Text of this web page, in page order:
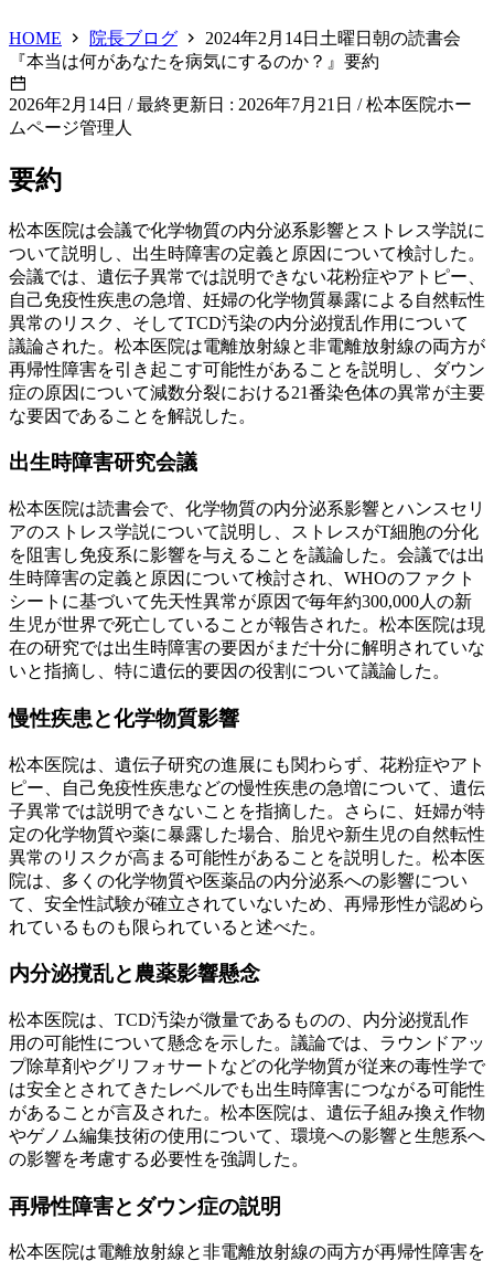
HOME 院長ブログ
2024年2月14日土曜日朝の読書会
『本当は何があなたを病気にするのか？』要約
2026年2月14日 / 最終更新日 : 2026年7月21日 / 松本医院ホー
ムページ管理人
要約
松本医院は会議で化学物質の内分泌系影響とストレス学説に
ついて説明し、出生時障害の定義と原因について検討した。
会議では、遺伝子異常では説明できない花粉症やアトピー、
自己免疫性疾患の急増、妊婦の化学物質暴露による自然転性
異常のリスク、そしてTCD汚染の内分泌撹乱作用について
議論された。松本医院は電離放射線と非電離放射線の両方が
再帰性障害を引き起こす可能性があることを説明し、ダウン
症の原因について減数分裂における21番染色体の異常が主要
な要因であることを解説した。
出生時障害研究会議
松本医院は読書会で、化学物質の内分泌系影響とハンスセリ
アのストレス学説について説明し、ストレスがT細胞の分化
を阻害し免疫系に影響を与えることを議論した。会議では出
生時障害の定義と原因について検討され、WHOのファクト
シートに基づいて先天性異常が原因で毎年約300,000人の新
生児が世界で死亡していることが報告された。松本医院は現
在の研究では出生時障害の要因がまだ十分に解明されていな
いと指摘し、特に遺伝的要因の役割について議論した。
慢性疾患と化学物質影響
松本医院は、遺伝子研究の進展にも関わらず、花粉症やアト
ピー、自己免疫性疾患などの慢性疾患の急増について、遺伝
子異常では説明できないことを指摘した。さらに、妊婦が特
定の化学物質や薬に暴露した場合、胎児や新生児の自然転性
異常のリスクが高まる可能性があることを説明した。松本医
院は、多くの化学物質や医薬品の内分泌系への影響につい
て、安全性試験が確立されていないため、再帰形性が認めら
れているものも限られていると述べた。
内分泌撹乱と農薬影響懸念
松本医院は、TCD汚染が微量であるものの、内分泌撹乱作
用の可能性について懸念を示した。議論では、ラウンドアッ
プ除草剤やグリフォサートなどの化学物質が従来の毒性学で
は安全とされてきたレベルでも出生時障害につながる可能性
があることが言及された。松本医院は、遺伝子組み換え作物
やゲノム編集技術の使用について、環境への影響と生態系へ
の影響を考慮する必要性を強調した。
再帰性障害とダウン症の説明
松本医院は電離放射線と非電離放射線の両方が再帰性障害を